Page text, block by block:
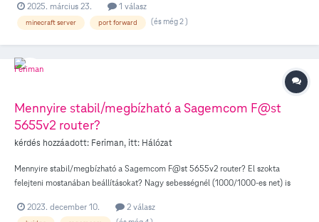
szán rá!
2025. március 23. 1 válasz
minecraft server port forward (és még 2 )
Mennyire stabil/megbízható a Sagemcom F@st
5655v2 router?
kérdés hozzáadott: Feriman, itt: Hálózat
Mennyire stabil/megbízható a Sagemcom F@st 5655v2 router? El szokta
felejteni mostanában beállításokat? Nagy sebességnél (1000/1000-es net) is
újragondolni a napokban, és felmerült az ötlet, hogy a jelenlegi Sagemcom
2023. december 10. 2 válasz